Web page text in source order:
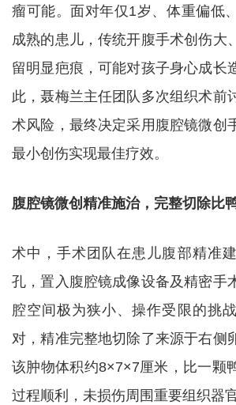
瘤可能。面对年仅1岁、体重偏低
成熟的患儿，传统开腹手术创伤大
留明显疤痕，可能对孩子身心成长
此，聂梅兰主任团队多次组织术前
术风险，最终决定采用腹腔镜微创
最小创伤实现最佳疗效。
腹腔镜微创精准施治，完整切除比
术中，手术团队在患儿腹部精准
孔，置入腹腔镜成像设备及精密手
腔空间极为狭小、操作受限的挑
对，精准完整地切除了来源于右侧
该肿物体积约8×7×7厘米，比一颗
过程顺利，未损伤周围重要组织器官